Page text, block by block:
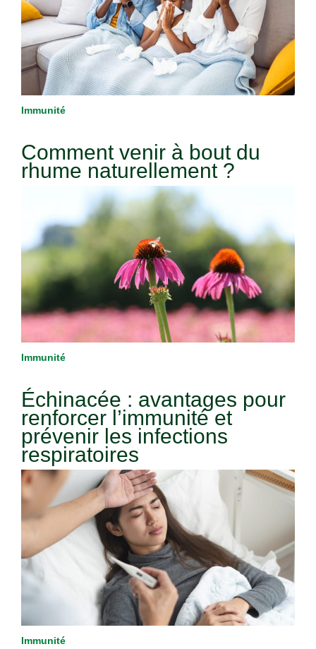
Immunité
Comment venir à bout du
rhume naturellement ?
Immunité
Échinacée : avantages pour
renforcer l’immunité et
prévenir les infections
respiratoires
Immunité